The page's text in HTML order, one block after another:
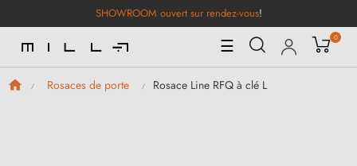
SHOWROOM ouvert sur rendez-vous!
Basculer
la
navigation
☰ 0
Rosaces de porte Rosace Line RFQ à clé L